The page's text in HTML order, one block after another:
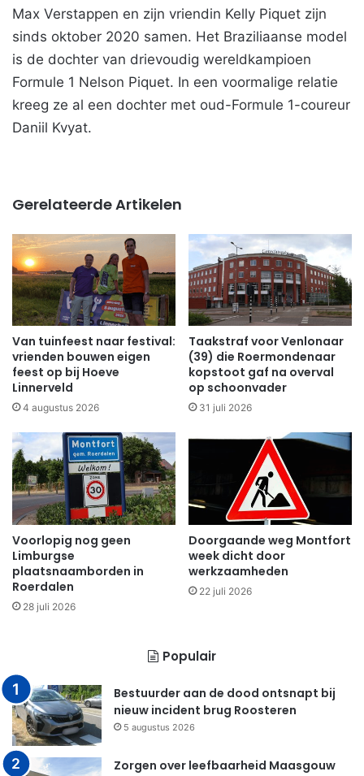
Max Verstappen en zijn vriendin Kelly Piquet zijn
sinds oktober 2020 samen. Het Braziliaanse model
is de dochter van drievoudig wereldkampioen
Formule 1 Nelson Piquet. In een voormalige relatie
kreeg ze al een dochter met oud-Formule 1-coureur
Daniil Kvyat.
Gerelateerde Artikelen
Van tuinfeest naar festival:
vrienden bouwen eigen
feest op bij Hoeve
Linnerveld
4 augustus 2026
Taakstraf voor Venlonaar
(39) die Roermondenaar
kopstoot gaf na overval
op schoonvader
31 juli 2026
Voorlopig nog geen
Limburgse
plaatsnaamborden in
Roerdalen
28 juli 2026
Doorgaande weg Montfort
week dicht door
werkzaamheden
22 juli 2026
Populair
Bestuurder aan de dood ontsnapt bij
nieuw incident brug Roosteren
5 augustus 2026
Zorgen over leefbaarheid Maasgouw